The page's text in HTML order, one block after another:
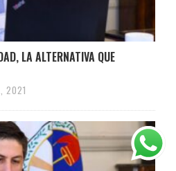
LA ALTERNATIVA QUE
2021